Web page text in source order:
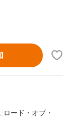
ード・オブ・